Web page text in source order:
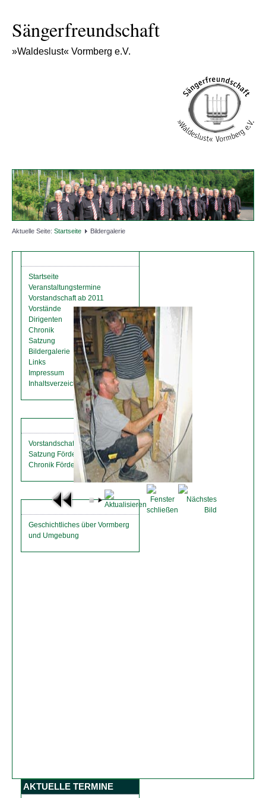
Sängerfreundschaft
»Waldeslust« Vormberg e.V.
Aktuelle Seite: Startseite Bildergalerie
Startseite
Veranstaltungstermine
Vorstandschaft ab 2011
Vorstände
Dirigenten
Chronik
Satzung
Bildergalerie
Links
Impressum
Inhaltsverzeichnis
FÖRDERVEREIN
Vorstandschaft
Satzung Förderverein
Chronik Förderverein
VORMBERG
Geschichtliches über Vormberg
und Umgebung
AKTUELLE TERMINE